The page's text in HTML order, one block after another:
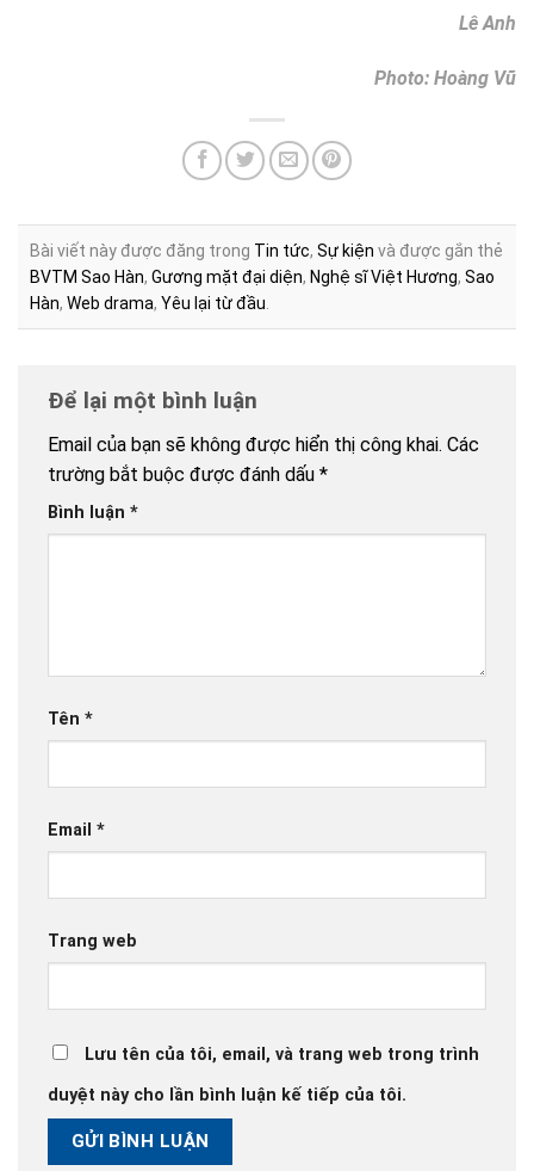
Lê Anh
Photo: Hoàng Vũ
Bài viết này được đăng trong Tin tức, Sự kiện và được gắn thẻ
BVTM Sao Hàn, Gương mặt đại diện, Nghệ sĩ Việt Hương, Sao
Hàn, Web drama, Yêu lại từ đầu
Để lại một bình luận
Email của bạn sẽ không được hiển thị công khai. Các
trường bắt buộc được đánh dấu *
Bình luận *
Tên *
Email *
Trang web
Lưu tên của tôi, email, và trang web trong trình
duyệt này cho lần bình luận kế tiếp của tôi.